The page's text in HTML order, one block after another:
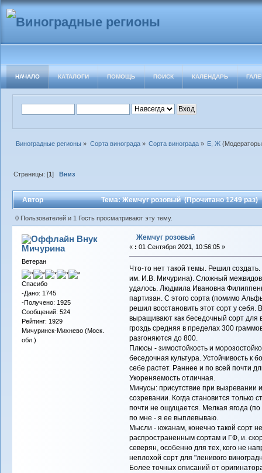
НАЧАЛО КАТАЛОГИ ПОМОЩЬ ПОИСК КАЛЕНДАРЬ
Виноградные регионы » Сорта винограда» Сорта винограда» Е, Ж
Страницы: [1] Вниз
Автор Тема: Жемчуг розовый (Прочитано 1249 раз)
0 Пользователей и 1 Гость просматривают эту тему.
Внук
Мичурина
Ветеран
Спасибо
-Дано: 1745
-Получено: 1925
Сообщений: 524
Рейтинг: 1929
Мичуринск-Михнево (Моск.
обл.)
Жемчуг розовый
« : 01 Сентября 2021, 10:56:05 »
Что-то нет такой темы. Решил
им. И.В. Мичурина). Сложный
удалось. Людмила Ивановна
партизан. С этого сорта (помимо
решил восстановить этот сорт у
выращивают как беседочный сорт для
гроздь средняя в пределах 300
разгоняются до 800.
Плюсы - зимостойкость и
беседочная культура. Устойчивость к
себе растет. Раннее и по всей почти
Укореняемость отличная.
Минусы: присутствие при вызревании
созревании. Когда становится только
почти не ощущается. Мелкая ягода
по мне - я ее выплевываю.
Мысли - южанам, конечно такой сорт
распространенным сортам и ГФ, и.
северян, особенно для тех, кого не
неплохой сорт для "ленивого
Более точных описаний от